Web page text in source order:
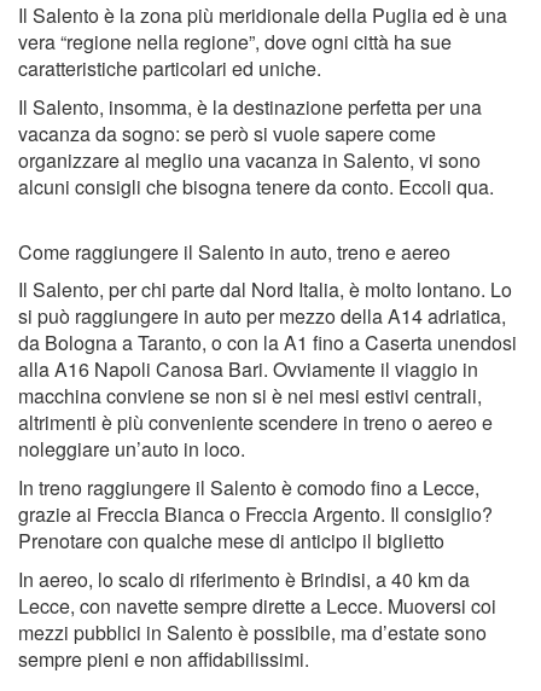
Il Salento è la zona più meridionale della Puglia ed è una
vera “regione nella regione”, dove ogni città ha sue
caratteristiche particolari ed uniche.
Il Salento, insomma, è la destinazione perfetta per una
vacanza da sogno: se però si vuole sapere come
organizzare al meglio una vacanza in Salento, vi sono
alcuni consigli che bisogna tenere da conto. Eccoli qua.
Come raggiungere il Salento in auto, treno e aereo
Il Salento, per chi parte dal Nord Italia, è molto lontano. Lo
si può raggiungere in auto per mezzo della A14 adriatica,
da Bologna a Taranto, o con la A1 fino a Caserta unendosi
alla A16 Napoli Canosa Bari. Ovviamente il viaggio in
macchina conviene se non si è nei mesi estivi centrali,
altrimenti è più conveniente scendere in treno o aereo e
noleggiare un’auto in loco.
In treno raggiungere il Salento è comodo fino a Lecce,
grazie ai Freccia Bianca o Freccia Argento. Il consiglio?
Prenotare con qualche mese di anticipo il biglietto
In aereo, lo scalo di riferimento è Brindisi, a 40 km da
Lecce, con navette sempre dirette a Lecce. Muoversi coi
mezzi pubblici in Salento è possibile, ma d’estate sono
sempre pieni e non affidabilissimi.